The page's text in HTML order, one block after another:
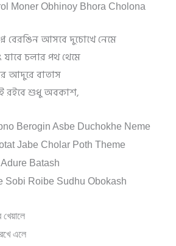
Moner Obhinoy Bhora Cholona
বেরঙিন আসবে দুচোখে নেমে
চলার পথ থেমে
আদুরে বাতাস
রইবে শুধু অবকাশ,
Berogin Asbe Duchokhe Neme
Jabe Cholar Poth Theme
Batash
Sobi Roibe Sudhu Obokash
এলে